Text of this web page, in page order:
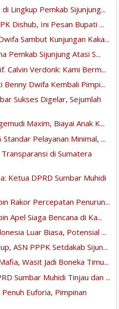
Lingkup Pemkab Sijunjung...
Dishub, Ini Pesan Bupati ...
Sambut Kunjungan Kaka...
Pemkab Sijunjung Atasi S...
Calvin Verdonk: Kami Berm...
Benny Dwifa Kembali Pimpi...
Sukses Digelar, Sejumlah
Maxim, Biayai Anak K...
Pelayanan Minimal, ...
di Sumatera
Ketua DPRD Sumbar Muhidi
Rakor Percepatan Penurun...
Apel Siaga Bencana di Ka...
Luar Biasa, Potensial ...
ASN PPPK Setdakab Sijun...
Wasit Jadi Boneka Timu...
Sumbar Muhidi Tinjau dan ...
Euforia, Pimpinan